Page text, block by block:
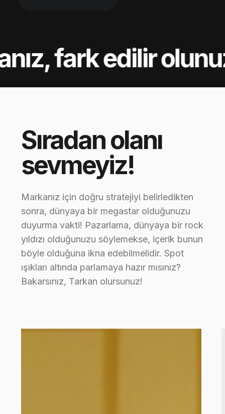
fark edilir
Sıradan olanı
sevmeyiz!
Markanız için doğru stratejiyi belirledikten
sonra, dünyaya bir megastar olduğunuzu
duyurma vakti! Pazarlama, dünyaya bir rock
yıldızı olduğunuzu söylemekse, içerik bunun
böyle olduğuna ikna edebilmelidir. Spot
ışıkları altında parlamaya hazır mısınız?
Bakarsınız, Tarkan olursunuz!